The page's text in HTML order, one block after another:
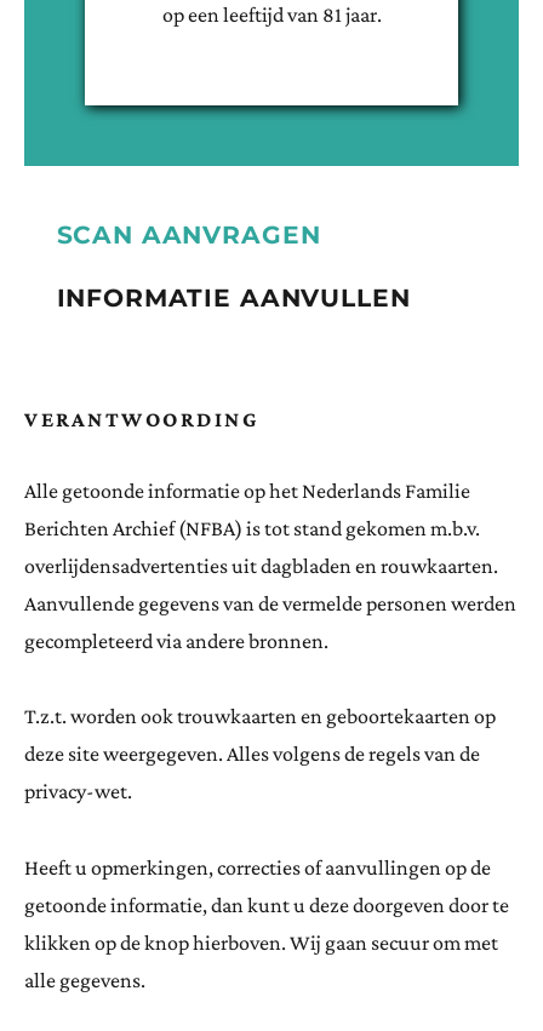
op een leeftijd van 81 jaar.
SCAN AANVRAGEN
INFORMATIE AANVULLEN
VERANTWOORDING
Alle getoonde informatie op het Nederlands Familie
Berichten Archief (NFBA) is tot stand gekomen m.b.v.
overlijdensadvertenties uit dagbladen en rouwkaarten.
Aanvullende gegevens van de vermelde personen werden
gecompleteerd via andere bronnen.
T.z.t. worden ook trouwkaarten en geboortekaarten op
deze site weergegeven. Alles volgens de regels van de
privacy-wet.
Heeft u opmerkingen, correcties of aanvullingen op de
getoonde informatie, dan kunt u deze doorgeven door te
klikken op de knop hierboven. Wij gaan secuur om met
alle gegevens.